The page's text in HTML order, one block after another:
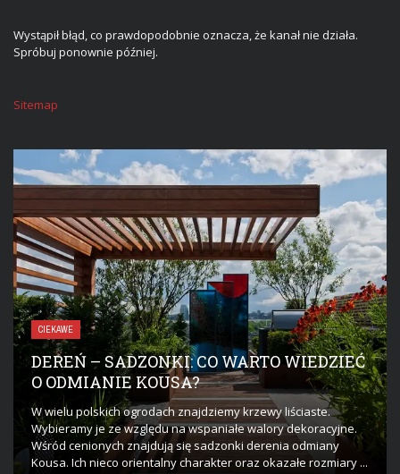
Wystąpił błąd, co prawdopodobnie oznacza, że kanał nie działa.
Spróbuj ponownie później.
Sitemap
CIEKAWE
DEREŃ – SADZONKI: CO WARTO WIEDZIEĆ
O ODMIANIE KOUSA?
W wielu polskich ogrodach znajdziemy krzewy liściaste.
Wybieramy je ze względu na wspaniałe walory dekoracyjne.
Wśród cenionych znajdują się sadzonki derenia odmiany
Kousa. Ich nieco orientalny charakter oraz okazałe rozmiary ...